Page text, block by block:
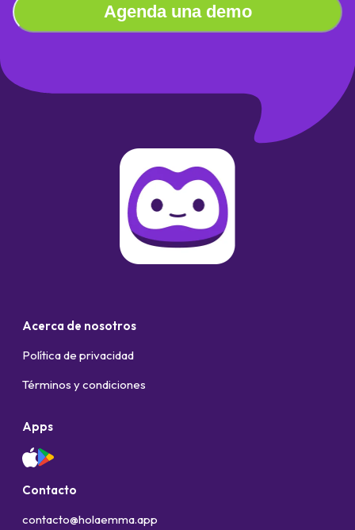
Agenda una demo
Acerca de nosotros
Política de privacidad
Términos y condiciones
Apps
Contacto
contacto@holaemma.app